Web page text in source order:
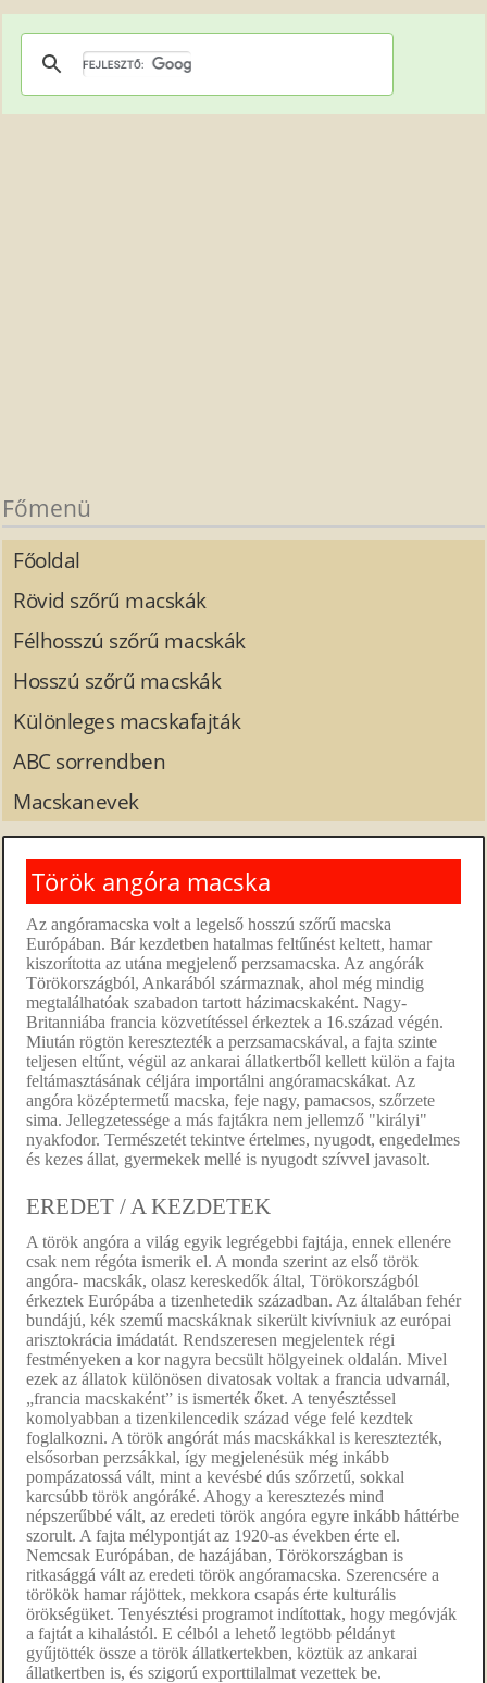
Főmenü
Főoldal
Rövid szőrű macskák
Félhosszú szőrű macskák
Hosszú szőrű macskák
Különleges macskafajták
ABC sorrendben
Macskanevek
Török angóra macska
Az angóramacska volt a legelső hosszú szőrű macska
Európában. Bár kezdetben hatalmas feltűnést keltett, hamar
kiszorította az utána megjelenő perzsamacska. Az angórák
Törökországból, Ankarából származnak, ahol még mindig
megtalálhatóak szabadon tartott házimacskaként. Nagy-
Britanniába francia közvetítéssel érkeztek a 16.század végén.
Miután rögtön keresztezték a perzsamacskával, a fajta szinte
teljesen eltűnt, végül az ankarai állatkertből kellett külön a fajta
feltámasztásának céljára importálni angóramacskákat. Az
angóra középtermetű macska, feje nagy, pamacsos, szőrzete
sima. Jellegzetessége a más fajtákra nem jellemző "királyi"
nyakfodor. Természetét tekintve értelmes, nyugodt, engedelmes
és kezes állat, gyermekek mellé is nyugodt szívvel javasolt.
EREDET / A KEZDETEK
A török angóra a világ egyik legrégebbi fajtája, ennek ellenére
csak nem régóta ismerik el. A monda szerint az első török
angóra- macskák, olasz kereskedők által, Törökországból
érkeztek Európába a tizenhetedik században. Az általában fehér
bundájú, kék szemű macskáknak sikerült kivívniuk az európai
arisztokrácia imádatát. Rendszeresen megjelentek régi
festményeken a kor nagyra becsült hölgyeinek oldalán. Mivel
ezek az állatok különösen divatosak voltak a francia udvarnál,
„francia macskaként” is ismerték őket. A tenyésztéssel
komolyabban a tizenkilencedik század vége felé kezdtek
foglalkozni. A török angórát más macskákkal is keresztezték,
elsősorban perzsákkal, így megjelenésük még inkább
pompázatossá vált, mint a kevésbé dús szőrzetű, sokkal
karcsúbb török angóráké. Ahogy a keresztezés mind
népszerűbbé vált, az eredeti török angóra egyre inkább háttérbe
szorult. A fajta mélypontját az 1920-as években érte el.
Nemcsak Európában, de hazájában, Törökországban is
ritkasággá vált az eredeti török angóramacska. Szerencsére a
törökök hamar rájöttek, mekkora csapás érte kulturális
örökségüket. Tenyésztési programot indítottak, hogy megóvják
a fajtát a kihalástól. E célból a lehető legtöbb példányt
gyűjtötték össze a török állatkertekben, köztük az ankarai
állatkertben is, és szigorú exporttilalmat vezettek be.